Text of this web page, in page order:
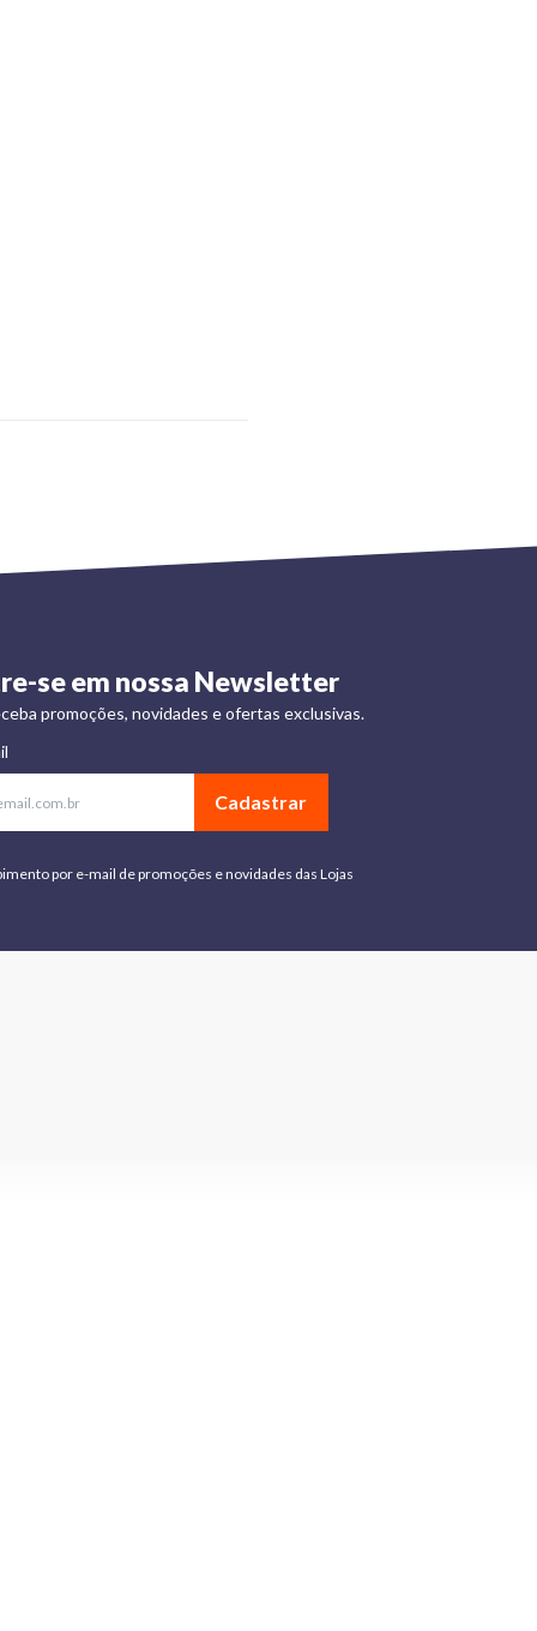
se em nossa Newsletter
promoções, novidades e ofertas exclusivas.
Cadastrar
por e-mail de promoções e novidades das Lojas